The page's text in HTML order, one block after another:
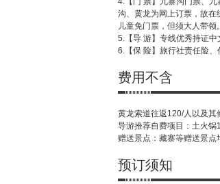
沟、黄龙为网上订票，故
儿童免门票，但须大人带
5.【导 游】专线优秀持证中
6.【保 险】旅行社责任险、
费用不含
黄龙索道往返120/人以及其
导游推荐自费项目：土火
赠送景点：藏寨等赠送景点
预订须知